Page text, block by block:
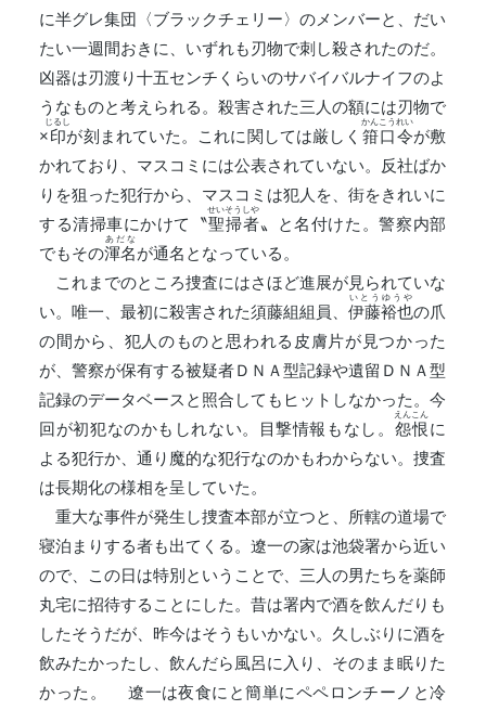
に半グレ集団〈ブラックチェリー〉のメンバーと、だい
たい一週間おきに、いずれも刃物で刺し殺されたのだ。
凶器は刃渡り十五センチくらいのサバイバルナイフのよ
うなものと考えられる。殺害された三人の額には刃物で
×印
じるし
が刻まれていた。これに関しては厳しく 箝口令
かんこうれい
が敷
かれており、マスコミには公表されていない。反社ばか
りを狙った犯行から、マスコミは犯人を、街をきれいに
する清掃車にかけて〝聖掃者
せいそうしや
〟と名付けた。警察内部
でもその渾名
あだな
が通名となっている。
これまでのところ捜査にはさほど進展が見られていな
い。唯一、最初に殺害された須藤組組員、伊藤裕也
いとうゆうや
の爪
の間から、犯人のものと思われる皮膚片が見つかった
が、警察が保有する被疑者ＤＮＡ型記録や遺留ＤＮＡ型
記録のデータベースと照合してもヒットしなかった。今
回が初犯なのかもしれない。目撃情報もなし。 怨恨
えんこん
に
よる犯行か、通り魔的な犯行なのかもわからない。捜査
は長期化の様相を呈していた。
重大な事件が発生し捜査本部が立つと、所轄の道場で
寝泊まりする者も出てくる。遼一の家は池袋署から近い
ので、この日は特別ということで、三人の男たちを薬師
丸宅に招待することにした。昔は署内で酒を飲んだりも
したそうだが、昨今はそうもいかない。久しぶりに酒を
飲みたかったし、飲んだら風呂に入り、そのまま眠りた
かった。 遼一は夜食にと簡単にペペロンチーノと冷